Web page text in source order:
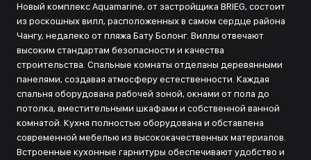
Новый комплекс Aquamarine, от застройщика BRIEG, состоит
из роскошных вилл, расположенных в самом сердце района
Чангу, недалеко от пляжа Бату Болонг. Виллы отвечают
высоким стандартам безопасности и качества
строительства. Спальные комнаты отделаны деревянными
панелями, создавая атмосферу естественности. Каждая
спальня оборудована рабочей зоной, окнами от пола до
потолка, вместительными шкафами и собственной ванной
комнатой. Кухня полностью оборудована и обставлена
современной мебелью из высококачественных материалов.
Встроенные кухонные гарнитуры обеспечивают удобство и